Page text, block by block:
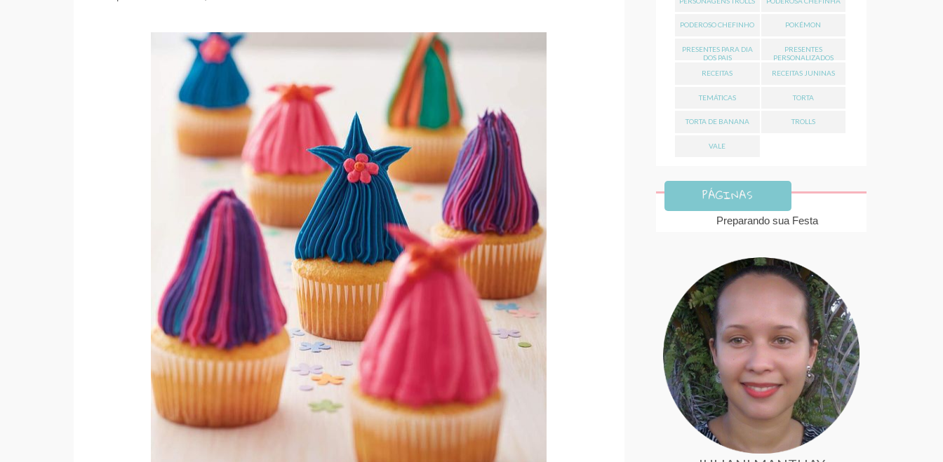
PODEROSO CHEFINHO POKÉMON
PRESENTES PARA DIA
DOS PAIS
PRESENTES
PERSONALIZADOS
RECEITAS
RECEITAS JUNINAS
TEMÁTICAS TORTA
TORTA DE BANANA TROLLS
VALE
PÁGINAS
Preparando sua Festa